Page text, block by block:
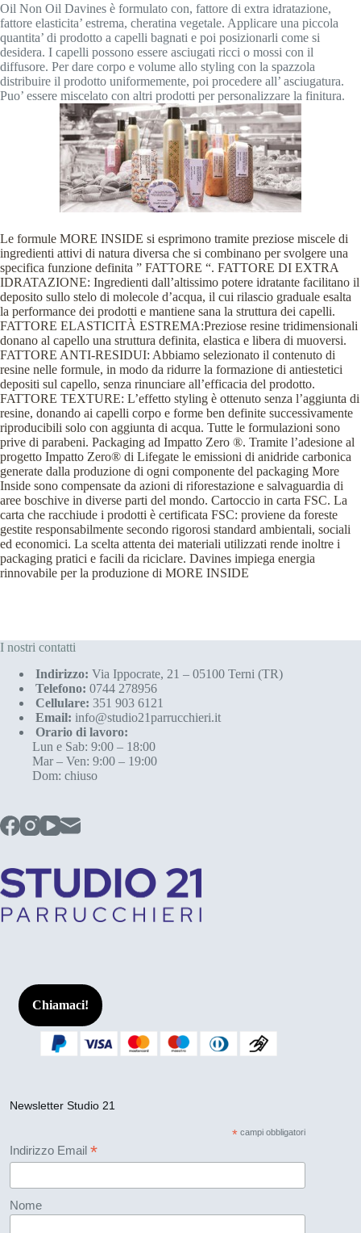
Oil Non Oil Davines è formulato con, fattore di extra idratazione,
fattore elasticita’ estrema, cheratina vegetale. Applicare una piccola
quantita’ di prodotto a capelli bagnati e poi posizionarli come si
desidera. I capelli possono essere asciugati ricci o mossi con il
diffusore. Per dare corpo e volume allo styling con la spazzola
distribuire il prodotto uniformemente, poi procedere all’ asciugatura.
Puo’ essere miscelato con altri prodotti per personalizzare la finitura.
Le formule MORE INSIDE si esprimono tramite preziose miscele di
ingredienti attivi di natura diversa che si combinano per svolgere una
specifica funzione definita ” FATTORE “. FATTORE DI EXTRA
IDRATAZIONE: Ingredienti dall’altissimo potere idratante facilitano il
deposito sullo stelo di molecole d’acqua, il cui rilascio graduale esalta
la performance dei prodotti e mantiene sana la struttura dei capelli.
FATTORE ELASTICITÀ ESTREMA:Preziose resine tridimensionali
donano al capello una struttura definita, elastica e libera di muoversi.
FATTORE ANTI-RESIDUI: Abbiamo selezionato il contenuto di
resine nelle formule, in modo da ridurre la formazione di antiestetici
depositi sul capello, senza rinunciare all’efficacia del prodotto.
FATTORE TEXTURE: L’effetto styling è ottenuto senza l’aggiunta di
resine, donando ai capelli corpo e forme ben definite successivamente
riproducibili solo con aggiunta di acqua. Tutte le formulazioni sono
prive di parabeni. Packaging ad Impatto Zero ®. Tramite l’adesione al
progetto Impatto Zero® di Lifegate le emissioni di anidride carbonica
generate dalla produzione di ogni componente del packaging More
Inside sono compensate da azioni di riforestazione e salvaguardia di
aree boschive in diverse parti del mondo. Cartoccio in carta FSC. La
carta che racchiude i prodotti è certificata FSC: proviene da foreste
gestite responsabilmente secondo rigorosi standard ambientali, sociali
ed economici. La scelta attenta dei materiali utilizzati rende inoltre i
packaging pratici e facili da riciclare. Davines impiega energia
rinnovabile per la produzione di MORE INSIDE
I nostri contatti
Indirizzo: Via Ippocrate, 21 – 05100 Terni (TR)
Telefono: 0744 278956
Cellulare: 351 903 6121
Email: info@studio21parrucchieri.it
Orario di lavoro:
Lun e Sab: 9:00 – 18:00
Mar – Ven: 9:00 – 19:00
Dom: chiuso
Chiamaci!
Newsletter Studio 21
*campi obbligatori
Indirizzo Email *
Nome